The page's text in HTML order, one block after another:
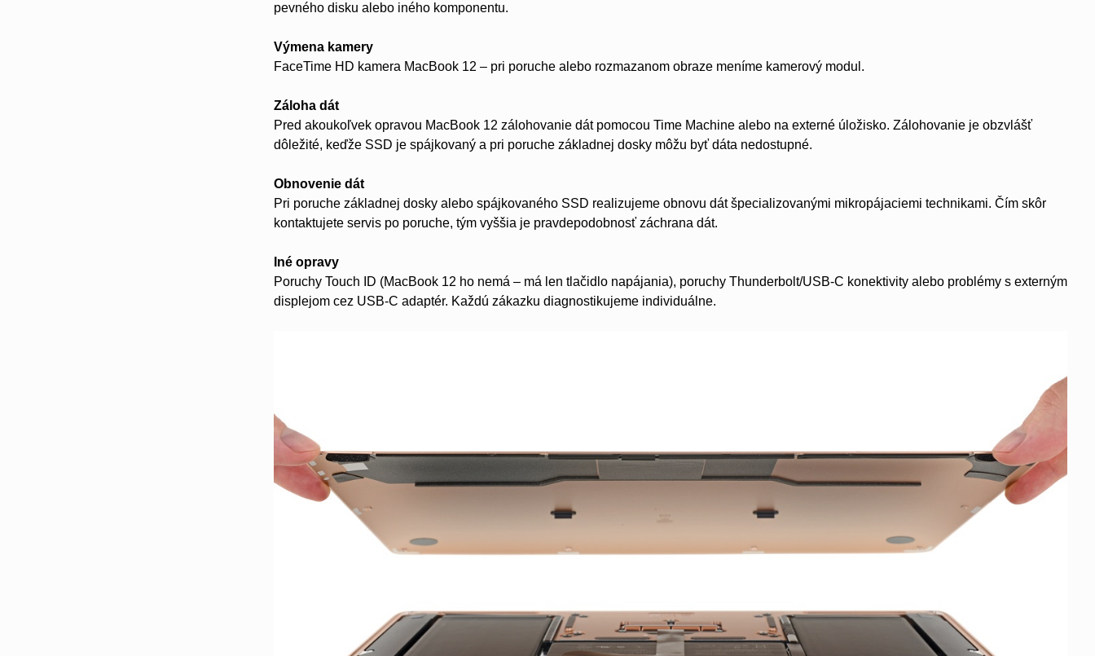
pevného disku alebo iného komponentu.
Výmena kamery
FaceTime HD kamera MacBook 12 – pri poruche alebo rozmazanom obraze meníme kamerový modul.
Záloha dát
Pred akoukoľvek opravou MacBook 12 zálohovanie dát pomocou Time Machine alebo na externé úložisko. Zálohovanie je obzvlášť
dôležité, keďže SSD je spájkovaný a pri poruche základnej dosky môžu byť dáta nedostupné.
Obnovenie dát
Pri poruche základnej dosky alebo spájkovaného SSD realizujeme obnovu dát špecializovanými mikropájaciemi technikami. Čím skôr
kontaktujete servis po poruche, tým vyššia je pravdepodobnosť záchrana dát.
Iné opravy
Poruchy Touch ID (MacBook 12 ho nemá – má len tlačidlo napájania), poruchy Thunderbolt/USB-C konektivity alebo problémy s externým
displejom cez USB-C adaptér. Každú zákazku diagnostikujeme individuálne.